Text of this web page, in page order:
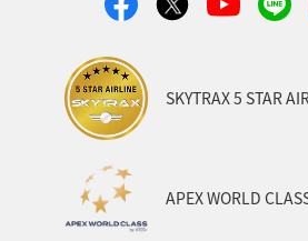
ANAのサービス 春
SKYTRAX 5 STAR
APEX WORLD